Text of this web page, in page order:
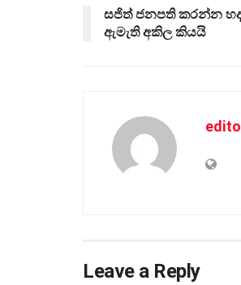
සජිත් ජනපති කරන්න
ඇමැති අකිල කියයි
Leave a Reply